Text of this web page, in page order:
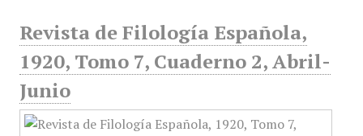
Revista de Filología Española,
1920, Tomo 7, Cuaderno 2, Abril-
Junio